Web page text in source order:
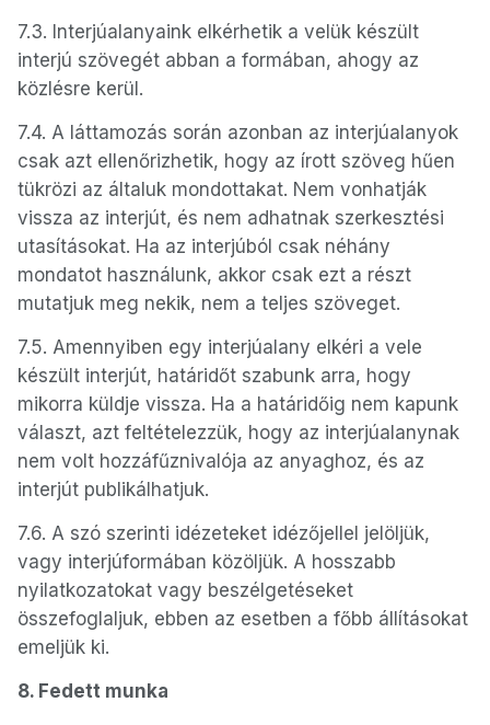
7.3. Interjúalanyaink elkérhetik a velük készült
interjú szövegét abban a formában, ahogy az
közlésre kerül.
7.4. A láttamozás során azonban az interjúalanyok
csak azt ellenőrizhetik, hogy az írott szöveg hűen
tükrözi az általuk mondottakat. Nem vonhatják
vissza az interjút, és nem adhatnak szerkesztési
utasításokat. Ha az interjúból csak néhány
mondatot használunk, akkor csak ezt a részt
mutatjuk meg nekik, nem a teljes szöveget.
7.5. Amennyiben egy interjúalany elkéri a vele
készült interjút, határidőt szabunk arra, hogy
mikorra küldje vissza. Ha a határidőig nem kapunk
választ, azt feltételezzük, hogy az interjúalanynak
nem volt hozzáfűznivalója az anyaghoz, és az
interjút publikálhatjuk.
7.6. A szó szerinti idézeteket idézőjellel jelöljük,
vagy interjúformában közöljük. A hosszabb
nyilatkozatokat vagy beszélgetéseket
összefoglaljuk, ebben az esetben a főbb állításokat
emeljük ki.
8. Fedett munka